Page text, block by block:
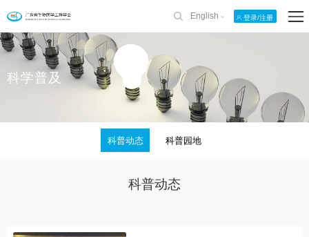
English 登录/注册
科学普及
科普动态 科普园地
科普动态